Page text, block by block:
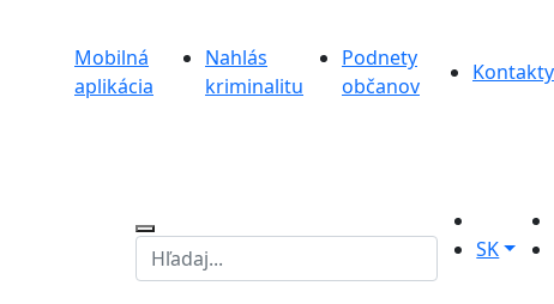
Mobilná
aplikácia
Nahlás
kriminalitu
Podnety
občanov
Kontakty
SK